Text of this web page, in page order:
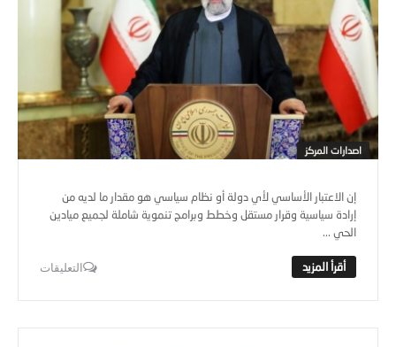
اصدارات المركز
إن الاعتبار الأساسي لأي دولة أو نظام سياسي هو مقدار ما لديه من
إرادة سياسية وقرار مستقل وخطط وبرامج تنموية شاملة لجميع ميادين
الحي ...
التعليقات